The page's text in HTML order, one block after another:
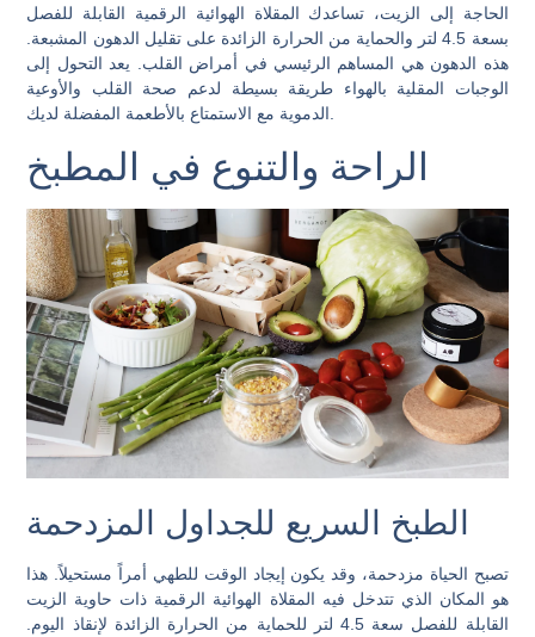
الحاجة إلى الزيت، تساعدك المقلاة الهوائية الرقمية القابلة للفصل
بسعة 4.5 لتر والحماية من الحرارة الزائدة على تقليل الدهون المشبعة.
هذه الدهون هي المساهم الرئيسي في أمراض القلب. يعد التحول إلى
الوجبات المقلية بالهواء طريقة بسيطة لدعم صحة القلب والأوعية
الراحة والتنوع في المطبخ
الطبخ السريع للجداول المزدحمة
تصبح الحياة مزدحمة، وقد يكون إيجاد الوقت للطهي أمراً مستحيلاً. هذا
هو المكان الذي تتدخل فيه المقلاة الهوائية الرقمية ذات حاوية الزيت
القابلة للفصل سعة 4.5 لتر للحماية من الحرارة الزائدة لإنقاذ اليوم.